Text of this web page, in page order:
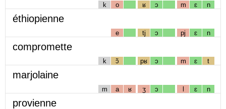
k o ʁ ɔ m ɛ n
éthiopienne
e tj ɔ pj ɛ n
compromette
k ɔ̃ pʁ ɔ m ɛ t
marjolaine
m a ʁ ʒ ɔ l ɛ n
provienne